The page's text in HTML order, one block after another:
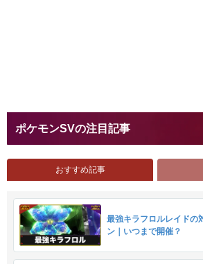
ポケモンSVの注目記事
おすすめ記事
最強キラフロルレイドの
ン｜いつまで開催？